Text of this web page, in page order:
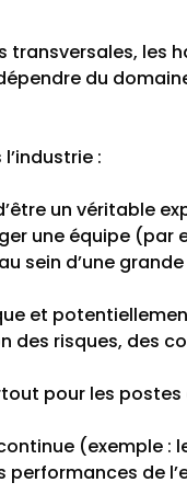
les
du
:
un véritable
une équipe (par
sein d’une grande
et
des risques, des
pour les
(exemple :
de